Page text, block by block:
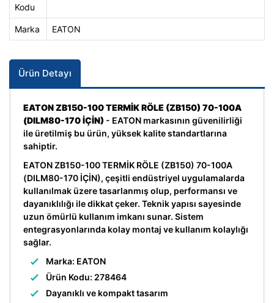
Kodu
Marka EATON
Ürün Detayı
EATON ZB150-100 TERMİK RÖLE (ZB150) 70-100A
(DILM80-170 İÇİN) - EATON markasının güvenilirliği
ile üretilmiş bu ürün, yüksek kalite standartlarına
sahiptir.
EATON ZB150-100 TERMİK RÖLE (ZB150) 70-100A
(DILM80-170 İÇİN), çeşitli endüstriyel uygulamalarda
kullanılmak üzere tasarlanmış olup, performansı ve
dayanıklılığı ile dikkat çeker. Teknik yapısı sayesinde
uzun ömürlü kullanım imkanı sunar. Sistem
entegrasyonlarında kolay montaj ve kullanım kolaylığı
sağlar.
Marka: EATON
Ürün Kodu: 278464
Dayanıklı ve kompakt tasarım